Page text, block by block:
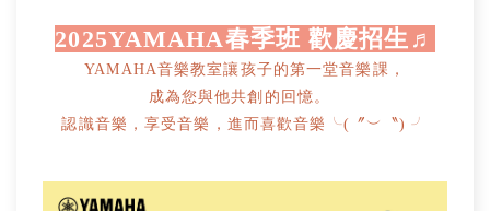
2025YAMAHA春季班 歡慶招生♬
YAMAHA音樂教室讓孩子的第一堂音樂課，
成為您與他共創的回憶。
認識音樂，享受音樂，進而喜歡音樂╰(〞︶〝) ╯